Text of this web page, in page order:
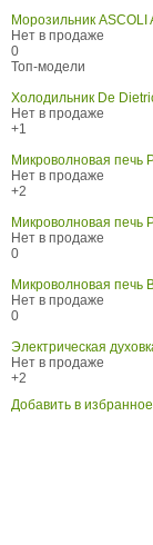
Морозильник ASCOLI
Нет в продаже
0
Топ-модели
Холодильник De
Нет в продаже
+1
Микроволновая печь
Нет в продаже
+2
Микроволновая печь
Нет в продаже
0
Микроволновая печь
Нет в продаже
0
Электрическая
Нет в продаже
+2
Добавить в избранное